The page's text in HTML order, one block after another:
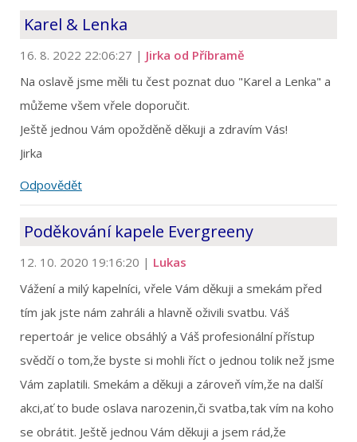
Karel & Lenka
16. 8. 2022 22:06:27 | Jirka od Příbramě
Na oslavě jsme měli tu čest poznat duo "Karel a Lenka" a
můžeme všem vřele doporučit.
Ještě jednou Vám opožděně děkuji a zdravím Vás!
Jirka
Odpovědět
Poděkování kapele Evergreeny
12. 10. 2020 19:16:20 | Lukas
Vážení a milý kapelníci, vřele Vám děkuji a smekám před
tím jak jste nám zahráli a hlavně oživili svatbu. Váš
repertoár je velice obsáhlý a Váš profesionální přístup
svědčí o tom,že byste si mohli říct o jednou tolik než jsme
Vám zaplatili. Smekám a děkuji a zároveň vím,že na další
akci,ať to bude oslava narozenin,či svatba,tak vím na koho
se obrátit. Ještě jednou Vám děkuji a jsem rád,že